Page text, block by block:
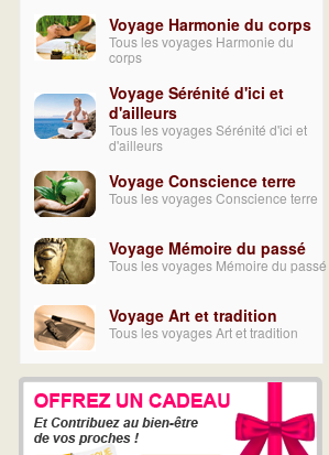
Voyage Harmonie du corps
Tous les voyages Harmonie du
corps
Voyage Sérénité d'ici et
d'ailleurs
Tous les voyages Sérénité d'ici et
d'ailleurs
Voyage Conscience terre
Tous les voyages Conscience terre
Voyage Mémoire du passé
Tous les voyages Mémoire du passé
Voyage Art et tradition
Tous les voyages Art et tradition